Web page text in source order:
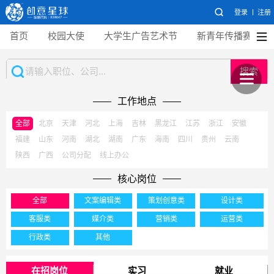
登录 注册
首页 校园大使 大学生广告艺术节 新青年传播赛
搜索
工作地点
全部 北京 天津 河北 上海 吉林 黑龙江 江苏 浙江
安徽
福建
山东 河南 湖北 湖南 广东 海南 四川 贵州
云南
陕西
广西 公司分配 线上办公
核心岗位
全部 文案编辑类 策划创意类 设计类
客服类 媒介类 营销类 运营类
行政类 其他
在招岗位 实习 就业